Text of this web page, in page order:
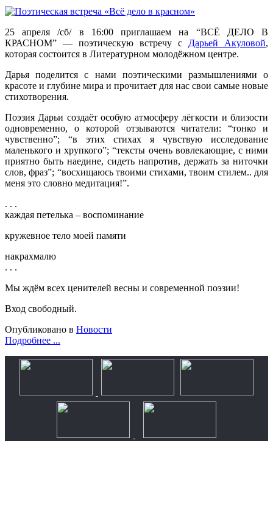
25 апреля /сб/ в 16:00 приглашаем на “ВСЁ ДЕЛО В
КРАСНОМ” — поэтическую встречу с Дарьей Акуловой,
которая состоится в Литературном молодёжном центре.
Дарья поделится с нами поэтическими размышлениями о
красоте и глубине мира и прочитает для нас свои самые новые
стихотворения.
Поэзия Дарьи создаёт особую атмосферу лёгкости и близости
одновременно, о которой отзываются читатели: “тонко и
чувственно”; “в этих стихах я чувствую исследование
маленького и хрупкого”; “тексты очень вовлекающие, с ними
приятно быть наедине, сидеть напротив, держать за ниточки
слов, фраз”; “восхищаюсь твоими стихами, твоим стилем.. для
меня это словно медитация!”.
. . .
каждая петелька – воспоминание
кружевное тело моей памяти
накрахмалю
. . .
Мы ждём всех ценителей весны и современной поэзии!
Вход свободный.
Опубликовано в Новости
Подробнее ...